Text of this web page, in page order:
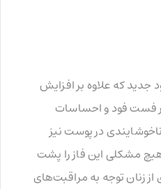
جدید که علاوه بر افزایش
فست فود و احساسات
ناخوشایندی در پوست نیز
مشکلی این فاز را پشت
زنان توجه به مراقبت‌های